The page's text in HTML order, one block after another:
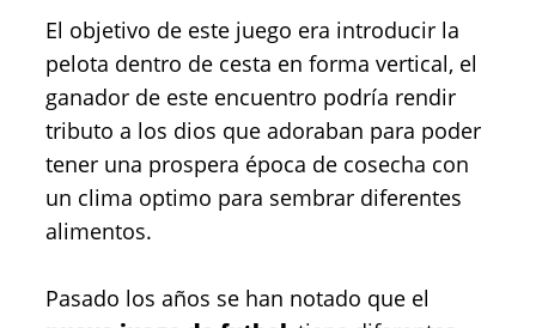
El objetivo de este juego era introducir la
pelota dentro de cesta en forma vertical, el
ganador de este encuentro podría rendir
tributo a los dios que adoraban para poder
tener una prospera época de cosecha con
un clima optimo para sembrar diferentes
alimentos.
Pasado los años se han notado que el